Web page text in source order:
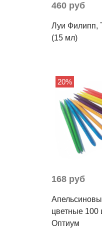
460 руб
Луи Филипп,
(15 мл)
20%
168 руб
цветные 100
Оптиум